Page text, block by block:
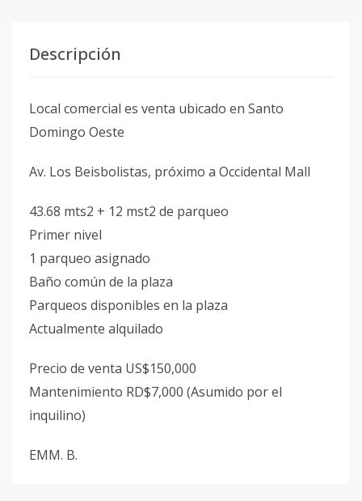
Descripción
Local comercial es venta ubicado en Santo
Domingo Oeste
Av. Los Beisbolistas, próximo a Occidental Mall
43.68 mts2 + 12 mst2 de parqueo
Primer nivel
1 parqueo asignado
Baño común de la plaza
Parqueos disponibles en la plaza
Actualmente alquilado
Precio de venta US$150,000
Mantenimiento RD$7,000 (Asumido por el
inquilino)
EMM. B.